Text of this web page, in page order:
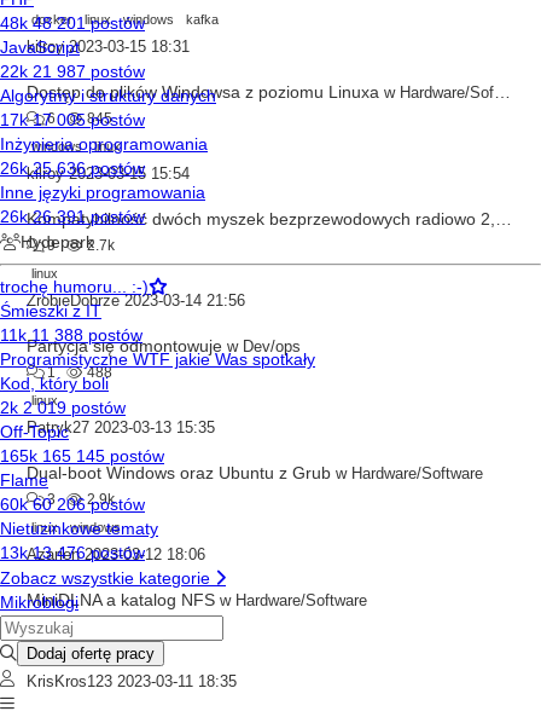
docker
linux windows kafka
kilroy 2023-03-15 18:31
Dostęp do plików Windowsa z poziomu Linuxa w Hardware/Software
6
845
windows
linux
kilroy 2023-03-15 15:54
9
2.7k
linux
ZrobieDobrze 2023-03-14 21:56
Partycja się odmontowuje w Dev/ops
1
488
linux
Patryk27 2023-03-13 15:35
Dual-boot Windows oraz Ubuntu z Grub w Hardware/Software
3
2.9k
linux
windows
Azarien 2023-03-12 18:06
MiniDLNA a katalog NFS w Hardware/Software
0
linux
nfs
KrisKros123 2023-03-11 18:35